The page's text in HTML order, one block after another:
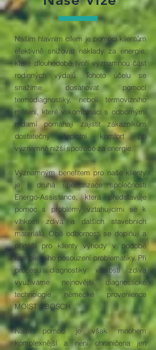
Naším hlavním cílem je pomoci klientům
efektivně snižovat náklady za energie,
které dlouhodobě tvoří významnou část
rodinných výdajů. Tohoto účelu se
snažíme dosahovat pomocí
termodiagnostiky, neboli termovizního
měření, které v kombinaci s odbornými
radami pomáhají zajistit zákazníkům
dostatečný teplotní komfort při
významně nižší spotřebě za energie.
Významným benefitem pro naše klienty
je i druhá specializace společnosti
Energo-Assistance, která představuje
pomoc s problémy vztahujícími se k
vlhkosti zdiva a dalších stavebních
materiálů. Obě odbornosti se doplňují a
přináší pro klienty výhody v podobě
komplexního posouzení problematiky. Při
procesu diagnostiky vlhkosti zdiva
využíváme nejnovější diagnostické
technologie německé provenience
MOIST a BOSCH.
Naše pomoc je však mnohem
komplexnější a není ohraničena jen